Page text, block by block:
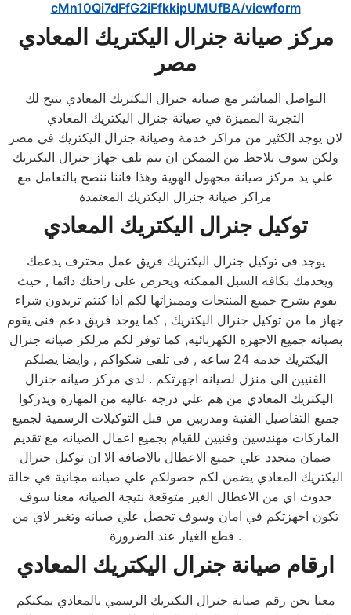
cMn10Qi7dFfG2iFfkkipUMUfBA/viewform
مركز صيانة جنرال اليكتريك المعادي
مصر
التواصل المباشر مع صيانة جنرال اليكتريك المعادي يتيح لك
التجربة المميزة في صيانة جنرال اليكتريك المعادي
لان يوجد الكثير من مراكز خدمة وصيانة جنرال اليكتريك في مصر
ولكن سوف نلاحظ من الممكن ان يتم تلف جهاز جنرال اليكتريك
علي يد مركز صيانة مجهول الهوية وهذا فاننا ننصح بالتعامل مع
مراكز صيانة جنرال اليكتريك المعتمدة
توكيل جنرال اليكتريك المعادي
يوجد فى توكيل جنرال اليكتريك فريق عمل محترف يدعمك
ويخدمك بكافه السبل الممكنه ويحرص على راحتك دائما , حيث
يقوم بشرح جميع المنتجات ومميزاتها لكم اذا كنتم تريدون شراء
جهاز ما من توكيل جنرال اليكتريك , كما يوجد فريق دعم فنى يقوم
بصيانه جميع الاجهزه الكهربائيه, كما توفر لكم مرلكز صيانه جنرال
اليكتريك خدمه 24 ساعه , فى تلقى شكواكم , وايضا يصلكم
الفنيين الى منزل لصيانه اجهزتكم . لدي مركز صيانه جنرال
اليكتريك المعادي من هم علي درجة عاليه من المهارة ويدركوا
جميع التفاصيل الفنية ومدربين من قبل التوكيلات الرسمية لجميع
الماركات مهندسين وفنيين للقيام بجميع اعمال الصيانه مع تقديم
ضمان متجدد علي جميع الاعطال بالاضافة الا ان توكيل جنرال
اليكتريك المعادي يضمن لكم حصولكم علي صيانه مجانية في حالة
حدوث اي من الاعطال الغير متوقعة نتيجة الصيانه معنا سوف
تكون اجهزتكم في امان وسوف تحصل علي صيانه وتغير لاي من
قطع الغيار عند الضرورة .
ارقام صيانة جنرال اليكتريك المعادي
معنا نحن رقم صيانة جنرال اليكتريك الرسمي بالمعادي يمكنكم